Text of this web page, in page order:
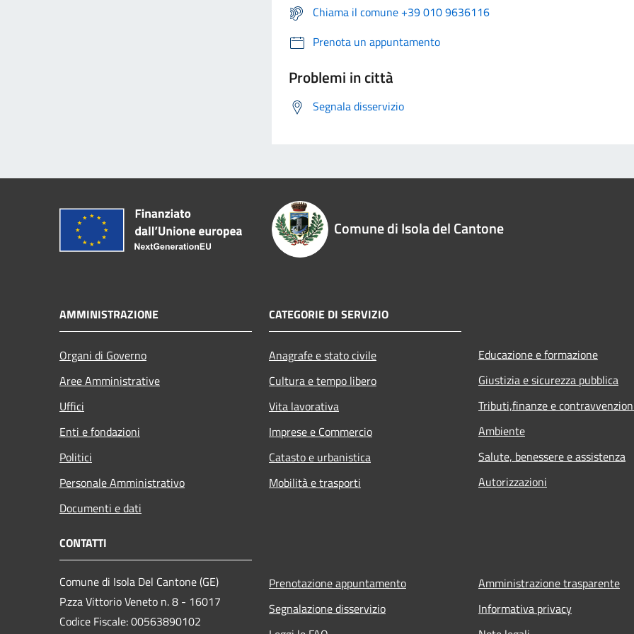
Chiama il comune +39 010 9636116
Prenota un appuntamento
Problemi in città
Segnala disservizio
Comune di Isola del Cantone
AMMINISTRAZIONE
Organi di Governo
Aree Amministrative
Uffici
Enti e fondazioni
Politici
Personale Amministrativo
Documenti e dati
CATEGORIE DI SERVIZIO
Anagrafe e stato civile
Cultura e tempo libero
Vita lavorativa
Imprese e Commercio
Catasto e urbanistica
Mobilità e trasporti
Educazione e formazione
Giustizia e sicurezza pubblica
Tributi,finanze e
Ambiente
Salute, benessere e assistenza
Autorizzazioni
CONTATTI
Comune di Isola Del Cantone (GE)
P.zza Vittorio Veneto n. 8 - 16017
Codice Fiscale: 00563890102
Prenotazione appuntamento
Segnalazione disservizio
Amministrazione trasparente
Informativa privacy